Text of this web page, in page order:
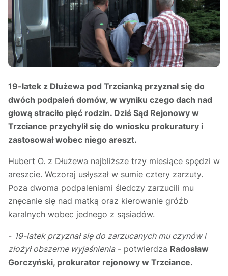
19-latek z Dłużewa pod Trzcianką przyznał się do
dwóch podpaleń domów, w wyniku czego dach nad
głową straciło pięć rodzin. Dziś Sąd Rejonowy w
Trzciance przychylił się do wniosku prokuratury i
zastosował wobec niego areszt.
Hubert O. z Dłużewa najbliższe trzy miesiące spędzi w
areszcie. Wczoraj usłyszał w sumie cztery zarzuty.
Poza dwoma podpaleniami śledczy zarzucili mu
znęcanie się nad matką oraz kierowanie gróźb
karalnych wobec jednego z sąsiadów.
- 19-latek przyznał się do zarzucanych mu czynów i
złożył obszerne wyjaśnienia- potwierdza Radosław
Gorczyński, prokurator rejonowy w Trzciance.